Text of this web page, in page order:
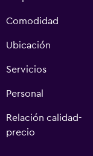
Comodidad
Ubicación
Servicios
Personal
Relación calidad-
precio